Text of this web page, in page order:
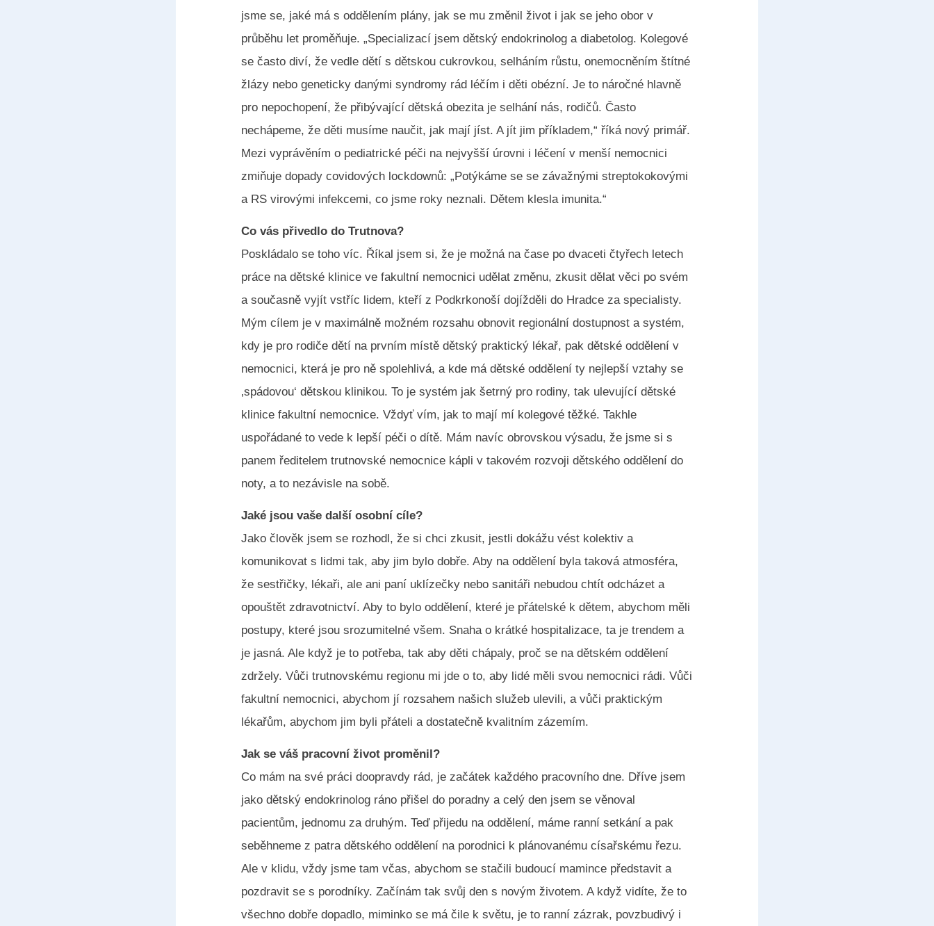
jsme se, jaké má s oddělením plány, jak se mu změnil život i jak se jeho obor v
průběhu let proměňuje. „Specializací jsem dětský endokrinolog a diabetolog. Kolegové
se často diví, že vedle dětí s dětskou cukrovkou, selháním růstu, onemocněním štítné
žlázy nebo geneticky danými syndromy rád léčím i děti obézní. Je to náročné hlavně
pro nepochopení, že přibývající dětská obezita je selhání nás, rodičů. Často
nechápeme, že děti musíme naučit, jak mají jíst. A jít jim příkladem,“ říká nový primář.
Mezi vyprávěním o pediatrické péči na nejvyšší úrovni i léčení v menší nemocnici
zmiňuje dopady covidových lockdownů: „Potýkáme se se závažnými streptokokovými
a RS virovými infekcemi, co jsme roky neznali. Dětem klesla imunita.“
Co vás přivedlo do Trutnova?
Poskládalo se toho víc. Říkal jsem si, že je možná na čase po dvaceti čtyřech letech
práce na dětské klinice ve fakultní nemocnici udělat změnu, zkusit dělat věci po svém
a současně vyjít vstříc lidem, kteří z Podkrkonoší dojížděli do Hradce za specialisty.
Mým cílem je v maximálně možném rozsahu obnovit regionální dostupnost a systém,
kdy je pro rodiče dětí na prvním místě dětský praktický lékař, pak dětské oddělení v
nemocnici, která je pro ně spolehlivá, a kde má dětské oddělení ty nejlepší vztahy se
‚spádovou‘ dětskou klinikou. To je systém jak šetrný pro rodiny, tak ulevující dětské
klinice fakultní nemocnice. Vždyť vím, jak to mají mí kolegové těžké. Takhle
uspořádané to vede k lepší péči o dítě. Mám navíc obrovskou výsadu, že jsme si s
panem ředitelem trutnovské nemocnice kápli v takovém rozvoji dětského oddělení do
noty, a to nezávisle na sobě.
Jaké jsou vaše další osobní cíle?
Jako člověk jsem se rozhodl, že si chci zkusit, jestli dokážu vést kolektiv a
komunikovat s lidmi tak, aby jim bylo dobře. Aby na oddělení byla taková atmosféra,
že sestřičky, lékaři, ale ani paní uklízečky nebo sanitáři nebudou chtít odcházet a
opouštět zdravotnictví. Aby to bylo oddělení, které je přátelské k dětem, abychom měli
postupy, které jsou srozumitelné všem. Snaha o krátké hospitalizace, ta je trendem a
je jasná. Ale když je to potřeba, tak aby děti chápaly, proč se na dětském oddělení
zdržely. Vůči trutnovskému regionu mi jde o to, aby lidé měli svou nemocnici rádi. Vůči
fakultní nemocnici, abychom jí rozsahem našich služeb ulevili, a vůči praktickým
lékařům, abychom jim byli přáteli a dostatečně kvalitním zázemím.
Jak se váš pracovní život proměnil?
Co mám na své práci doopravdy rád, je začátek každého pracovního dne. Dříve jsem
jako dětský endokrinolog ráno přišel do poradny a celý den jsem se věnoval
pacientům, jednomu za druhým. Teď přijedu na oddělení, máme ranní setkání a pak
seběhneme z patra dětského oddělení na porodnici k plánovanému císařskému řezu.
Ale v klidu, vždy jsme tam včas, abychom se stačili budoucí mamince představit a
pozdravit se s porodníky. Začínám tak svůj den s novým životem. A když vidíte, že to
všechno dobře dopadlo, miminko se má čile k světu, je to ranní zázrak, povzbudivý i